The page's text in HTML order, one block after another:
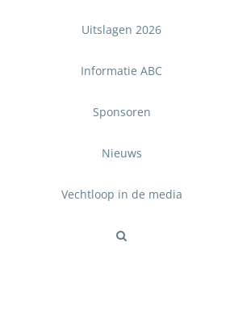
Uitslagen 2026
Informatie ABC
Sponsoren
Nieuws
Vechtloop in de media